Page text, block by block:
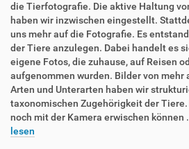
die Tierfotografie. Die aktive Haltung
haben wir inzwischen eingestellt.
uns mehr auf die Fotografie. Es
der Tiere anzulegen. Dabei handelt es
eigene Fotos, die zuhause, auf Reisen
aufgenommen wurden. Bilder von mehr
Arten und Unterarten haben wir
taxonomischen Zugehörigkeit der
noch mit der Kamera erwischen können
lesen